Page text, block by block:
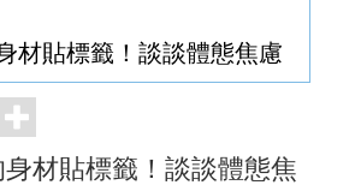
材貼標籤！談談體態焦慮
材貼標籤！談談體態焦